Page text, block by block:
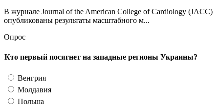
В журнале Journal of the American College of Cardiology (JACC)
опубликованы результаты масштабного м...
Опрос
Кто первый посягнет на западные регионы Украины?
Венгрия
Молдавия
Польша